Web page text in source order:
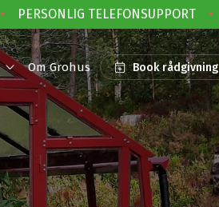
PERSONLIG TELEFONSUPPORT
Om Grohus Book rådgivning